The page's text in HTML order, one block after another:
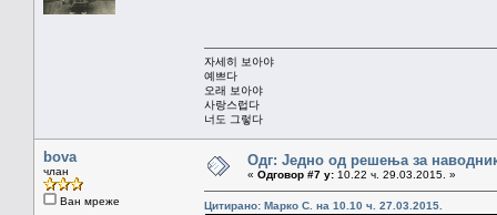
자세히 보아야
예쁘다
오래 보아야
사랑스럽다
너도 그렇다
bova
члан
Ван мреже
Одг: Једно од решења за
« Одговор #7 у: 10.22 ч. 29.03.2015. »
Цитирано: Марко С. на 10.10 ч. 27.03.2015.